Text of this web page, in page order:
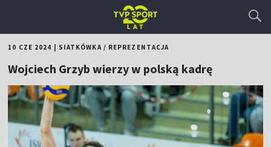
10 CZE 2024 SIATKÓWKA/ REPREZENTACJA
Wojciech Grzyb wierzy w polską kadrę